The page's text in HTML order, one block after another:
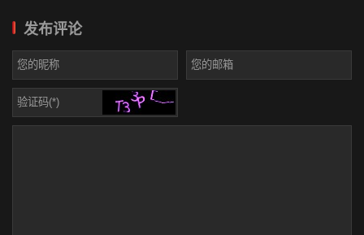
然接受死的现实。彝族在接受天神公判时没有独龙族人的那种惊愕
与悲伤, 斗争使他们明白了要有生存的空间就必须以死亡作为代价,
生死是既对立又统一的一对矛盾, 这为彝族豁达的生死观奠定了坚实
的基础。
发布评论